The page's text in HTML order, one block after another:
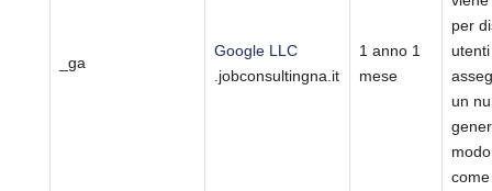
_ga
Google LLC
.jobconsultingna.it
1 anno 1
mese
per
un
come